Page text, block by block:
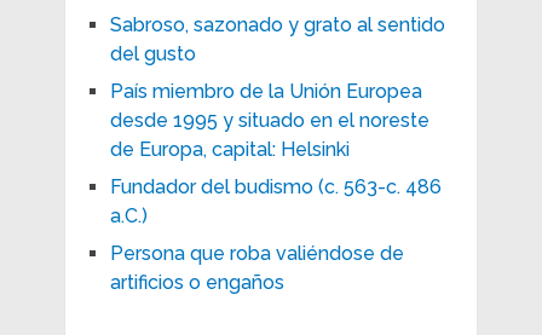
Sabroso, sazonado y grato al sentido
del gusto
País miembro de la Unión Europea
desde 1995 y situado en el noreste
de Europa, capital: Helsinki
Fundador del budismo (c. 563-c. 486
a.C.)
Persona que roba valiéndose de
artificios o engaños